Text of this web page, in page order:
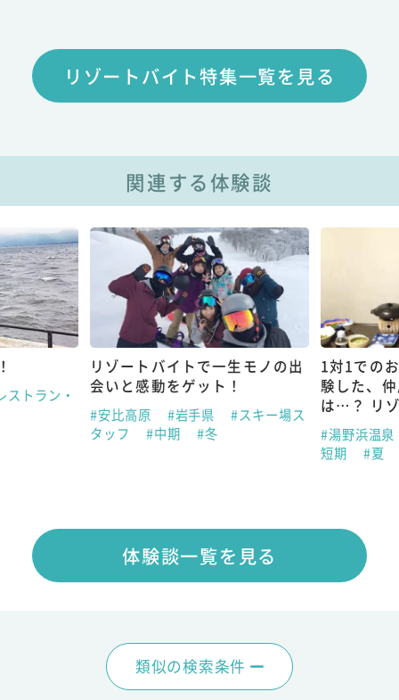
リゾートバイト特集一覧を見る
関連する体験談
ストラン・
リゾートバイトで一生モノの出
会いと感動をゲット！
#安比高原 #岩手県
#スキー場ス
タッフ
#中期 #冬
1対1での
験した、
は…？ リ
#湯野浜温泉
短期
#夏
体験談一覧を見る
類似の検索条件